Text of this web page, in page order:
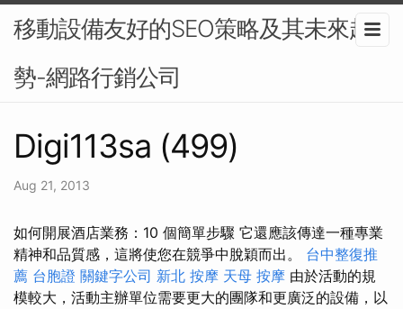
移動設備友好的SEO策略及其未來趨
勢-網路行銷公司
Digi113sa (499)
Aug 21, 2013
如何開展酒店業務：10 個簡單步驟 它還應該傳達一種專業
精神和品質感，這將使您在競爭中脫穎而出。 台中整復推
薦 台胞證 關鍵字公司 新北 按摩 天母 按摩 由於活動的規
模較大，活動主辦單位需要更大的團隊和更廣泛的設備，以